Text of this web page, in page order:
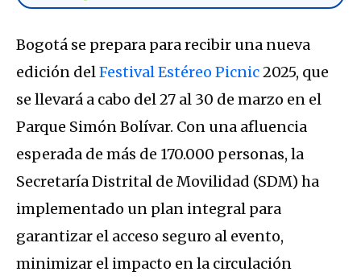
Bogotá se prepara para recibir una nueva
edición delFestival Estéreo Picnic2025, que
se llevará a cabo del 27 al 30 de marzo en el
Parque Simón Bolívar. Con una afluencia
esperada de más de 170.000 personas, la
Secretaría Distrital de Movilidad (SDM) ha
implementado un plan integral para
garantizar el acceso seguro al evento,
minimizar el impacto en la circulación